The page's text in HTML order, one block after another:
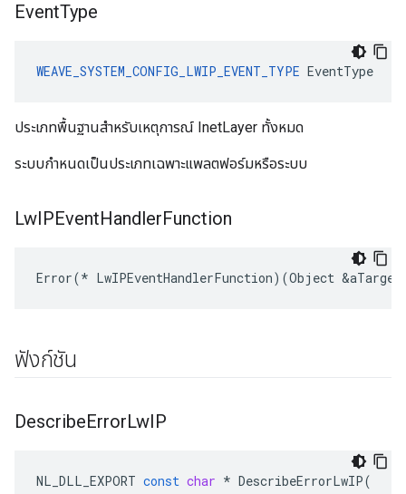
EventType
WEAVE_SYSTEM_CONFIG_LWIP_EVENT_TYPE EventType
ประเภทพื้นฐานสำหรับเหตุการณ์ InetLayer ทั้งหมด
ระบบกำหนดเป็นประเภทเฉพาะแพลตฟอร์มหรือระบบ
LwIPEventHandlerFunction
Error(* LwIPEventHandlerFunction)(Object
ฟังก์ชัน
DescribeErrorLwIP
NL_DLL_EXPORT const char * DescribeErrorLwIP(